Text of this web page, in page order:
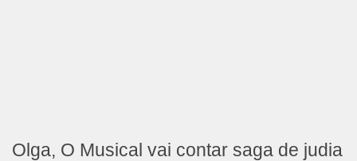
Olga, O Musical vai contar saga de judia